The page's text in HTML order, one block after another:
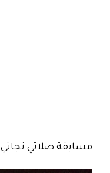
مسابقة صلاتي نجاتي